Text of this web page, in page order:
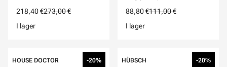
218,40 €273,00 €
I lager
88,80 €111,00 €
I lager
HOUSE DOCTOR -20% HÜBSCH -20%